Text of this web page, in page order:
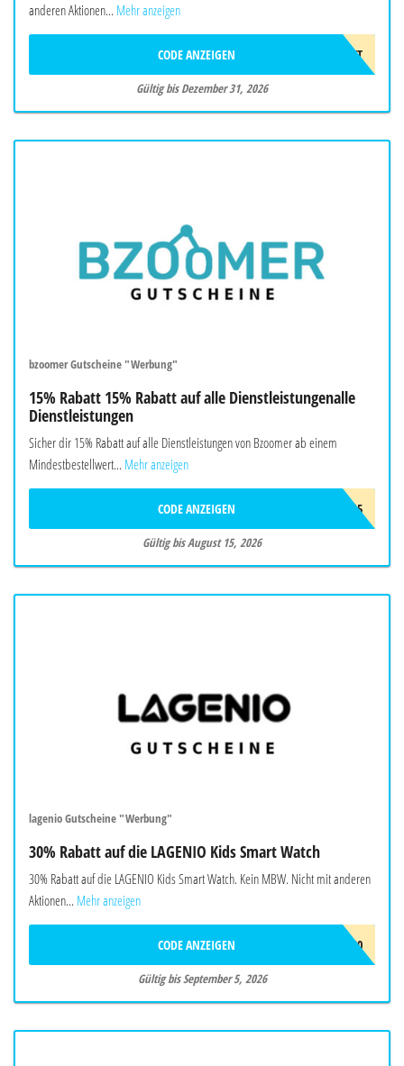
anderen Aktionen... Mehr anzeigen
10%GESCHENKT
CODE ANZEIGEN
Gültig bis Dezember 31, 2026
bzoomer Gutscheine "Werbung"
15% Rabatt 15% Rabatt auf alle Dienstleistungenalle
Dienstleistungen
Sicher dir 15% Rabatt auf alle Dienstleistungen von Bzoomer ab einem
Mindestbestellwert... Mehr anzeigen
SMR15
CODE ANZEIGEN
Gültig bis August 15, 2026
lagenio Gutscheine "Werbung"
30% Rabatt auf die LAGENIO Kids Smart Watch
30% Rabatt auf die LAGENIO Kids Smart Watch. Kein MBW. Nicht mit anderen
Aktionen... Mehr anzeigen
AF30
CODE ANZEIGEN
Gültig bis September 5, 2026